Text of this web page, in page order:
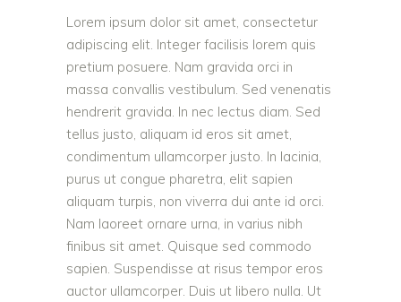
Lorem ipsum dolor sit amet, consectetur
adipiscing elit. Integer facilisis lorem quis
pretium posuere. Nam gravida orci in
massa convallis vestibulum. Sed venenatis
hendrerit gravida. In nec lectus diam. Sed
tellus justo, aliquam id eros sit amet,
condimentum ullamcorper justo. In lacinia,
purus ut congue pharetra, elit sapien
aliquam turpis, non viverra dui ante id orci.
Nam laoreet ornare urna, in varius nibh
finibus sit amet. Quisque sed commodo
sapien. Suspendisse at risus tempor eros
auctor ullamcorper. Duis ut libero nulla. Ut